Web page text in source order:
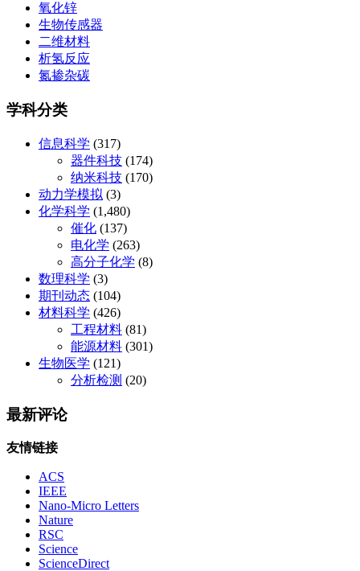
氧化锌
生物传感器
二维材料
析氢反应
氮掺杂碳
学科分类
信息科学 (317)
器件科技 (174)
纳米科技 (170)
动力学模拟 (3)
化学科学 (1,480)
催化 (137)
电化学 (263)
高分子化学 (8)
数理科学 (3)
期刊动态 (104)
材料科学 (426)
工程材料 (81)
能源材料 (301)
生物医学 (121)
分析检测 (20)
最新评论
友情链接
ACS
IEEE
Nano-Micro Letters
Nature
RSC
Science
ScienceDirect